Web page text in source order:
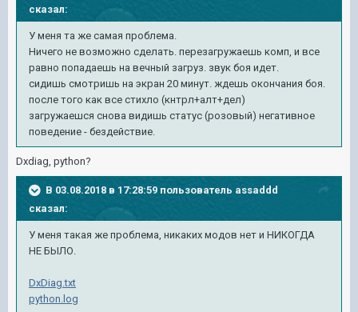
сказал:
У меня та же самая проблема.
Ничего не возможно сделать. перезагружаешь комп, и все
равно попадаешь на вечный загруз. звук боя идет.
сидишь смотришь на экран 20 минут. ждешь окончания боя.
после того как все стихло (кнтрл+алт+дел)
загружаешся снова видишь статус (розовый) негативное
поведение - бездействие.
Dxdiag, python?
В 03.08.2018 в 17:28:59 пользователь assaddd
сказал:
У меня такая же проблема, никаких модов нет и НИКОГДА
НЕ БЫЛО.
DxDiag.txt
python.log